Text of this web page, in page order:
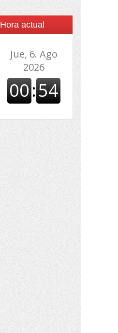
Hora actual